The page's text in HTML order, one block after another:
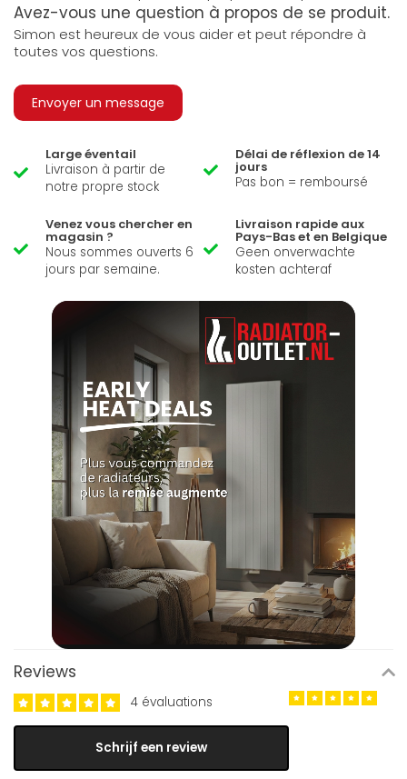
Avez-vous une question à propos de se produit.
Simon est heureux de vous aider et peut répondre à
toutes vos questions.
Envoyer un message
Large éventail
Livraison à partir de
notre propre stock
Délai de réflexion de 14
jours
Pas bon = remboursé
Venez vous chercher en
magasin ?
Nous sommes ouverts 6
jours par semaine.
Livraison rapide aux
Pays-Bas et en Belgique
Geen onverwachte
kosten achteraf
Reviews
4 évaluations
Schrijf een review